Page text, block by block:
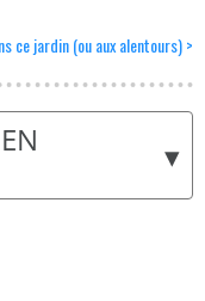
ce jardin (ou aux alentours) >
▾